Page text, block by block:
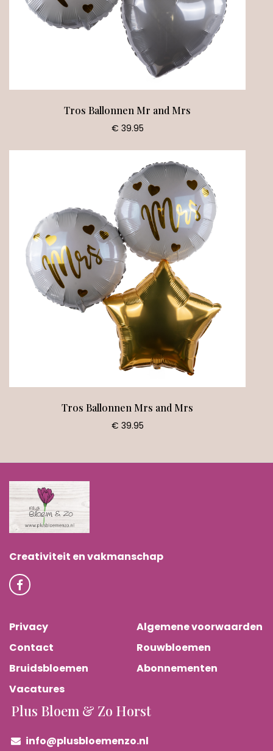
Tros Ballonnen Mr and Mrs
€ 39.95
Tros Ballonnen Mrs and Mrs
€ 39.95
Creativiteit en vakmanschap
Privacy
Algemene voorwaarden
Contact
Rouwbloemen
Bruidsbloemen
Abonnementen
Vacatures
Plus Bloem & Zo Horst
info@plusbloemenzo.nl